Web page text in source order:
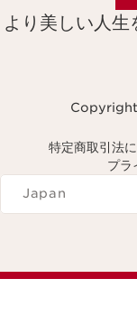
より美しい人
特定商取引法
プラ
Navigates to
Japan